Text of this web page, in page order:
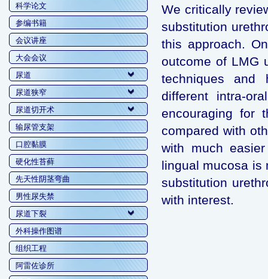
科学论文
参编书籍
会议讲座
大会会议
尿道
尿道狭窄
尿道切开术
输尿管支架
口腔黏膜
硬化性苔藓
先天性阴茎弯曲
男性尿失禁
尿道下裂
外科操作图谱
组织工程
阿雷佐诊所
We critically
substitution
this approach.
outcome of LMG
techniques and
different intra-
encouraging for
compared with
with much
lingual mucosa is
substitution
with interest.